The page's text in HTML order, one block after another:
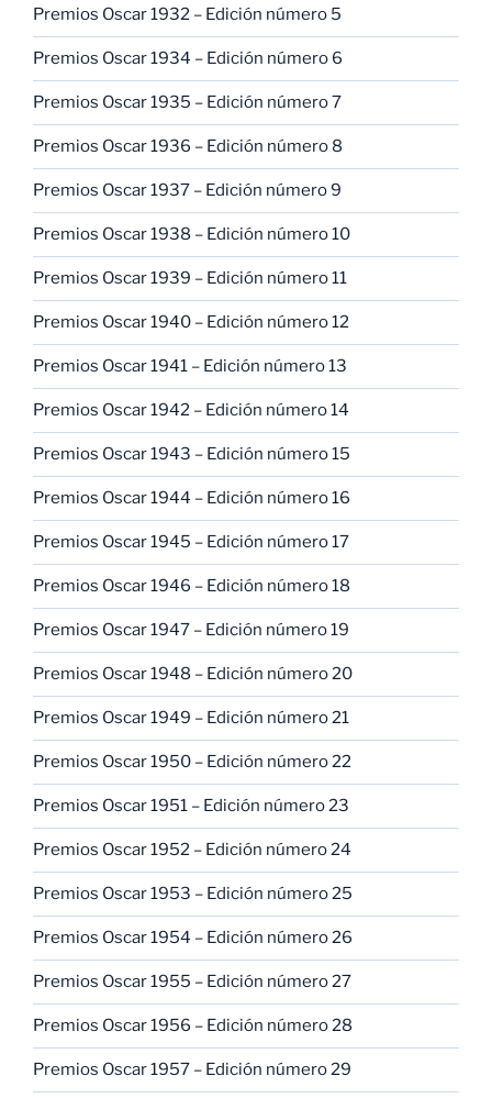
Premios Oscar 1932 – Edición número 5
Premios Oscar 1934 – Edición número 6
Premios Oscar 1935 – Edición número 7
Premios Oscar 1936 – Edición número 8
Premios Oscar 1937 – Edición número 9
Premios Oscar 1938 – Edición número 10
Premios Oscar 1939 – Edición número 11
Premios Oscar 1940 – Edición número 12
Premios Oscar 1941 – Edición número 13
Premios Oscar 1942 – Edición número 14
Premios Oscar 1943 – Edición número 15
Premios Oscar 1944 – Edición número 16
Premios Oscar 1945 – Edición número 17
Premios Oscar 1946 – Edición número 18
Premios Oscar 1947 – Edición número 19
Premios Oscar 1948 – Edición número 20
Premios Oscar 1949 – Edición número 21
Premios Oscar 1950 – Edición número 22
Premios Oscar 1951 – Edición número 23
Premios Oscar 1952 – Edición número 24
Premios Oscar 1953 – Edición número 25
Premios Oscar 1954 – Edición número 26
Premios Oscar 1955 – Edición número 27
Premios Oscar 1956 – Edición número 28
Premios Oscar 1957 – Edición número 29